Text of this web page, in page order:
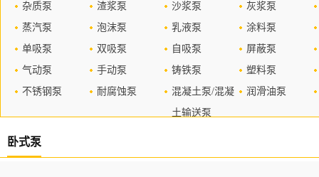
杂质泵
渣浆泵 沙浆泵
灰浆泵
蒸汽泵
泡沫泵 乳液泵
涂料泵
单吸泵
双吸泵 自吸泵
屏蔽泵
气动泵
手动泵 铸铁泵
塑料泵
不锈钢泵
耐腐蚀泵
混凝土泵/混凝
土输送泵
润滑油泵
卧式泵